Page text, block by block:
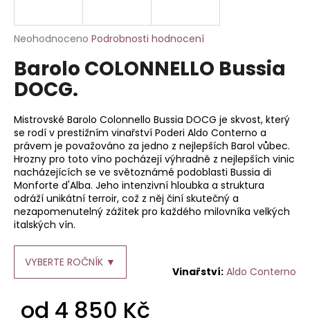
Průměrné
produktu
je
0,0
5
hvězdiček.
Neohodnoceno Podrobnosti hodnocení
Barolo COLONNELLO Bussia
DOCG.
Mistrovské Barolo Colonnello Bussia DOCG je skvost, který
se rodí v prestižním vinařství Poderi Aldo Conterno a
právem je považováno za jedno z nejlepších Barol vůbec.
Hrozny pro toto víno pocházejí výhradně z nejlepších vinic
nacházejících se ve světoznámé podoblasti Bussia di
Monforte d'Alba. Jeho intenzivní hloubka a struktura
odráží unikátní terroir, což z něj činí skutečný a
nezapomenutelný zážitek pro každého milovníka velkých
italských vín.
VYBERTE ROČNÍK ▼
Aldo Conterno
od 4 850 Kč
j
t
?
HLEDAT
D
p
r
č